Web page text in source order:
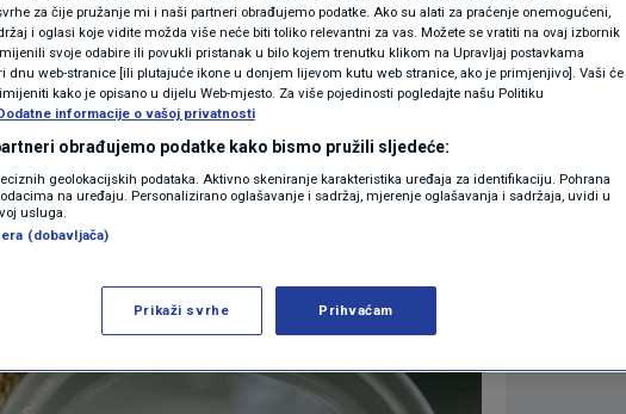
N1(DIS)INFO
KLIMATSKE PROMJENE
FOTO
VIDEO
zna nitko
LIFESTYLE 0 komentara
Više
za čije pružanje mi i naši partneri obrađujemo podatke. Ako su alati za praćenje onemogućeni,
i oglasi koje vidite možda više neće biti toliko relevantni za vas. Možete se vratiti na ovaj izbornik
svoje odabire ili povukli pristanak u bilo kojem trenutku klikom na Upravljaj postavkama
dnu web-stranice [ili plutajuće ikone u donjem lijevom kutu web stranice, ako je primjenjivo]. Vaši će
kako je opisano u dijelu Web-mjesto. Za više pojedinosti pogledajte našu Politiku
informacije o vašoj privatnosti
obrađujemo podatke kako bismo pružili sljedeće:
geolokacijskih podataka. Aktivno skeniranje karakteristika uređaja za identifikaciju. Pohrana
na uređaju. Personalizirano oglašavanje i sadržaj, mjerenje oglašavanja i sadržaja, uvidi u
usluga.
(dobavljača)
Prikaži svrhe Prihvaćam